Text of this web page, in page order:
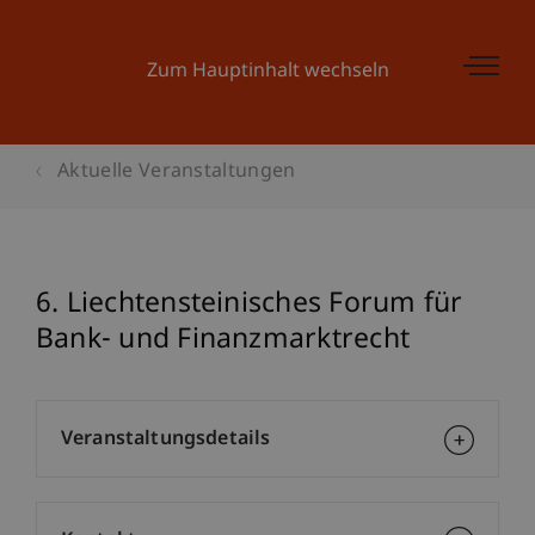
Zum Hauptinhalt wechseln
Aktuelle Veranstaltungen
6. Liechtensteinisches Forum für
Bank- und Finanzmarktrecht
Veranstaltungsdetails